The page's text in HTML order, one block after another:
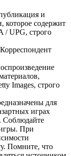
и
которое содержит
/ UPG, строго
Images, строго
для
играх
Соблюдайте
При
Помните, что